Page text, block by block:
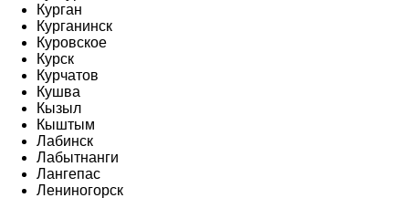
Курган
Курганинск
Куровское
Курск
Курчатов
Кушва
Кызыл
Кыштым
Лабинск
Лабытнанги
Лангепас
Лениногорск